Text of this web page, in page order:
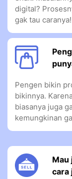
digital?
gak tau caranya!
Pengen bikin
bikinnya.
biasanya juga
kemungkinan
Mau
cara